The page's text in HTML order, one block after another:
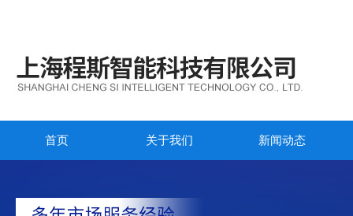
首页 关于我们 新闻动态